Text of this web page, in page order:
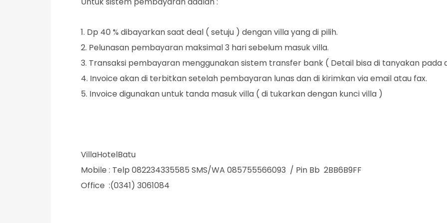
1. Dp 40 % dibayarkan saat deal ( setuju ) dengan villa yang di pilih.
2. Pelunasan pembayaran maksimal 3 hari sebelum masuk villa.
3. Transaksi pembayaran menggunakan sistem transfer bank ( Detail bisa di tanyakan pada
4. Invoice akan di terbitkan setelah pembayaran lunas dan di kirimkan via email atau fax.
5. Invoice digunakan untuk tanda masuk villa ( di tukarkan dengan kunci villa )
VillaHotelBatu
Mobile : Telp 082234335585 SMS/WA 085755566093 / Pin Bb 2BB6B9FF
Office :(0341) 3061084